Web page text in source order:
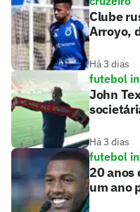
Clube
Arroyo,
Há 3 dias
futebol
John
Há 3 dias
futebol
20 anos
um ano